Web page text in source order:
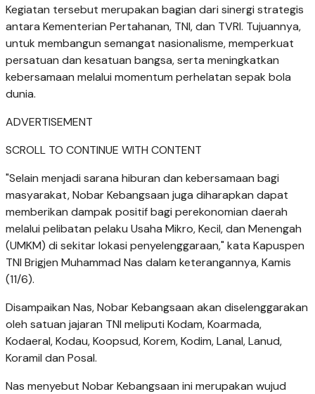
Kegiatan tersebut merupakan bagian dari sinergi strategis
antara Kementerian Pertahanan, TNI, dan TVRI. Tujuannya,
untuk membangun semangat nasionalisme, memperkuat
persatuan dan kesatuan bangsa, serta meningkatkan
kebersamaan melalui momentum perhelatan sepak bola
dunia.
ADVERTISEMENT
SCROLL TO CONTINUE WITH CONTENT
"Selain menjadi sarana hiburan dan kebersamaan bagi
masyarakat, Nobar Kebangsaan juga diharapkan dapat
memberikan dampak positif bagi perekonomian daerah
melalui pelibatan pelaku Usaha Mikro, Kecil, dan Menengah
(UMKM) di sekitar lokasi penyelenggaraan," kata Kapuspen
TNI Brigjen Muhammad Nas dalam keterangannya, Kamis
(11/6).
Disampaikan Nas, Nobar Kebangsaan akan diselenggarakan
oleh satuan jajaran TNI meliputi Kodam, Koarmada,
Kodaeral, Kodau, Koopsud, Korem, Kodim, Lanal, Lanud,
Koramil dan Posal.
Nas menyebut Nobar Kebangsaan ini merupakan wujud